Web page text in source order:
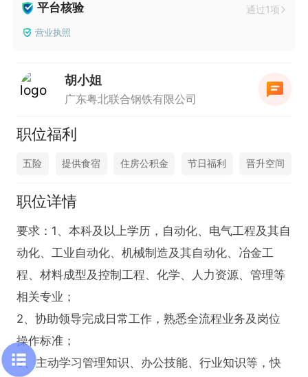
平台核验 通过1项
营业执照
胡小姐
广东粤北联合钢铁有限公司
职位福利
五险 提供食宿 住房公积金 节日福利 晋升空间
职位详情
要求：1、本科及以上学历，自动化、电气工程及其自
动化、工业自动化、机械制造及其自动化、冶金工
程、材料成型及控制工程、化学、人力资源、管理等
相关专业；
2、协助领导完成日常工作，熟悉全流程业务及岗位
操作标准；
3、主动学习管理知识、办公技能、行业知识等，快